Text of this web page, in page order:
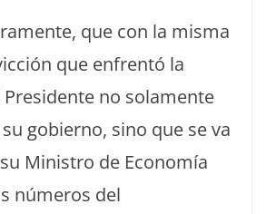
que con la misma
que enfrentó la
no solamente
gobierno, sino que se va
Ministro de Economía
números del